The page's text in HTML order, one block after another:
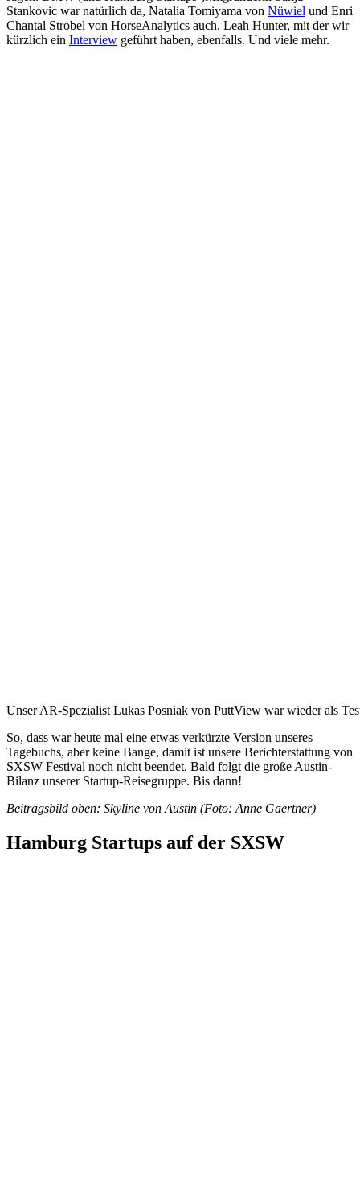
Stankovic war natürlich da, Natalia Tomiyama von Nüwiel und Enri
Chantal Strobel von HorseAnalytics auch. Leah Hunter, mit der wir
kürzlich ein Interview geführt haben, ebenfalls. Und viele mehr.
Unser AR-Spezialist Lukas Posniak von PuttView war wieder als
So, dass war heute mal eine etwas verkürzte Version unseres
Tagebuchs, aber keine Bange, damit ist unsere Berichterstattung von
SXSW Festival noch nicht beendet. Bald folgt die große Austin-
Bilanz unserer Startup-Reisegruppe. Bis dann!
Beitragsbild oben: Skyline von Austin (Foto: Anne Gaertner)
Hamburg Startups auf der SXSW